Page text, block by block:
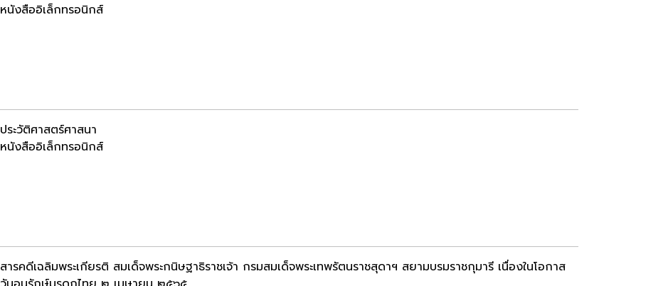
หนังสืออิเล็กทรอนิกส์
ประวัติศาสตร์ศาสนา
หนังสืออิเล็กทรอนิกส์
สารคดีเฉลิมพระเกียรติ สมเด็จพระกนิษฐาธิราชเจ้า กรมสมเด็จพระเทพรัตนราชสุดาฯ สยามบรมราชกุมารี เนื่องในโอกาส